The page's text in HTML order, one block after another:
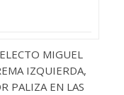
MIGUEL
IZQUIERDA,
PALIZA EN LAS